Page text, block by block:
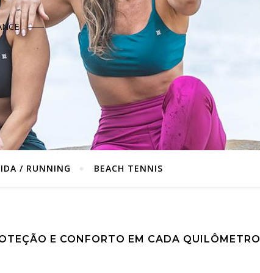
/ RUNNING BEACH TENNIS
E CONFORTO EM CADA QUILÔMETRO